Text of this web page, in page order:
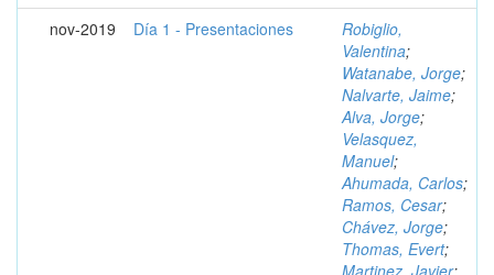
nov-2019 Día 1 - Presentaciones
Robiglio,
Valentina;
Watanabe, Jorge;
Nalvarte, Jaime;
Alva, Jorge;
Velasquez,
Manuel;
Ahumada, Carlos;
Ramos, Cesar;
Chávez, Jorge;
Thomas, Evert;
Martinez, Javier;